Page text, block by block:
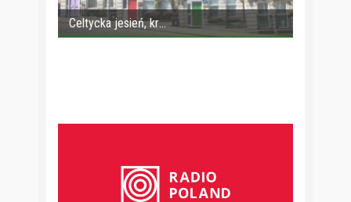
Celtycka jesień, kr